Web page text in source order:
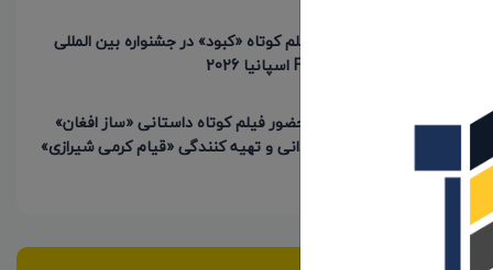
حضور فیلم کوتاه «کبود» در جشنواره بین المللی
FICNOVA اسپانیا 2026
4 امین حضور فیلم کوتاه داستانی «ساز افغان»
به کارگردانی و تهیه کنندگی «قیام کرمی شیرازی»